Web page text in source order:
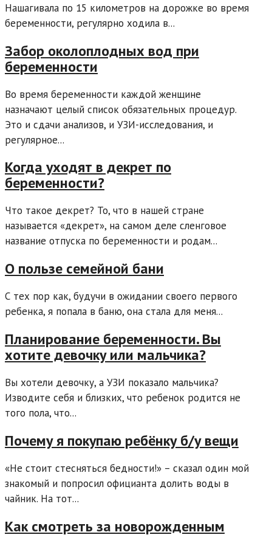
Нашагивала по 15 километров на дорожке во время
беременности, регулярно ходила в...
Забор околоплодных вод при
беременности
Во время беременности каждой женщине
назначают целый список обязательных процедур.
Это и сдачи анализов, и УЗИ-исследования, и
регулярное...
Когда уходят в декрет по
беременности?
Что такое декрет? То, что в нашей стране
называется «декрет», на самом деле сленговое
название отпуска по беременности и родам...
О пользе семейной бани
С тех пор как, будучи в ожидании своего первого
ребенка, я попала в баню, она стала для меня...
Планирование беременности. Вы
хотите девочку или мальчика?
Вы хотели девочку, а УЗИ показало мальчика?
Изводите себя и близких, что ребенок родится не
того пола, что...
Почему я покупаю ребёнку б/у вещи
«Не стоит стесняться бедности!» – сказал один мой
знакомый и попросил официанта долить воды в
чайник. На тот...
Как смотреть за новорожденным